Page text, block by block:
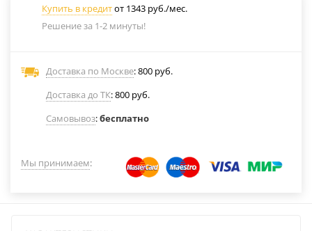
Купить в кредитот 1343 руб./мес.
Решение за 1-2 минуты!
Доставка по Москве: 800 руб.
Доставка до ТК: 800 руб.
Самовывоз:бесплатно
Мы принимаем: